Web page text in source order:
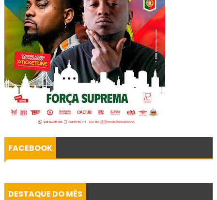
FACEBOOK
DESTAQUE DO MÊS